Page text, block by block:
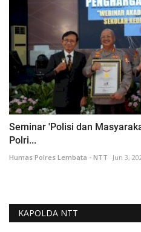
Seminar 'Polisi dan
Polri...
Humas Polres Lembata - NTT Jun 3,
KAPOLDA NTT